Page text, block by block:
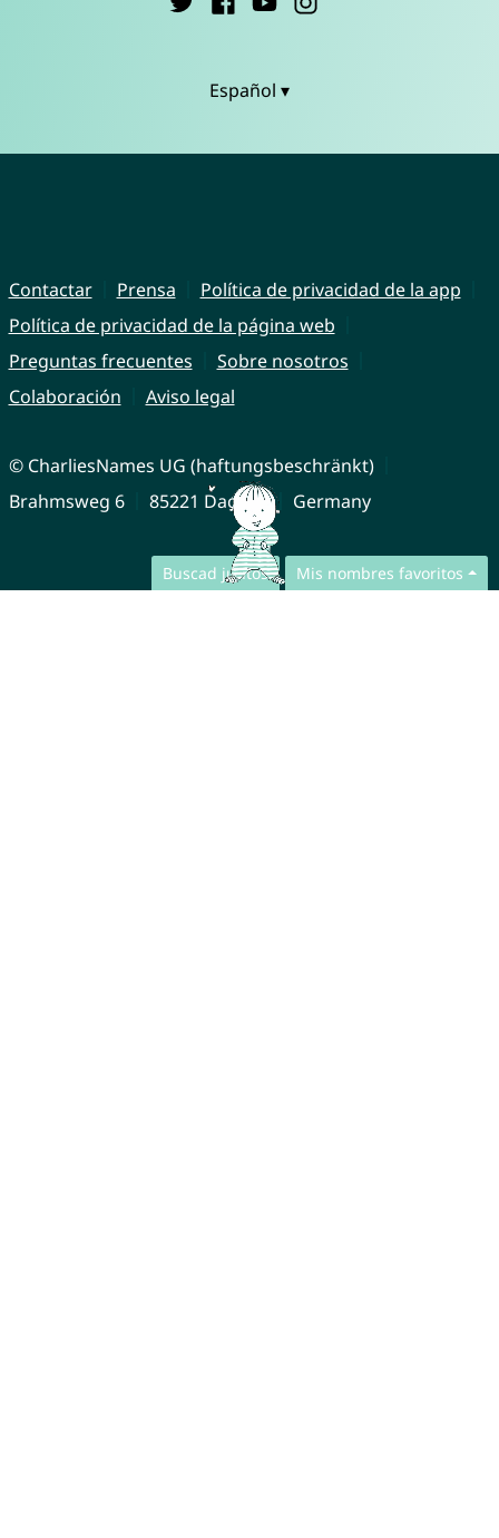
Buscad juntos Mis nombres favoritos
Español ▾
Contactar Prensa
Política de privacidad de la app
Política de privacidad de la página web
Preguntas frecuentes
Sobre nosotros
Colaboración
Aviso legal
© CharliesNames UG (haftungsbeschränkt)
Brahmsweg 6
85221 Dachau Germany